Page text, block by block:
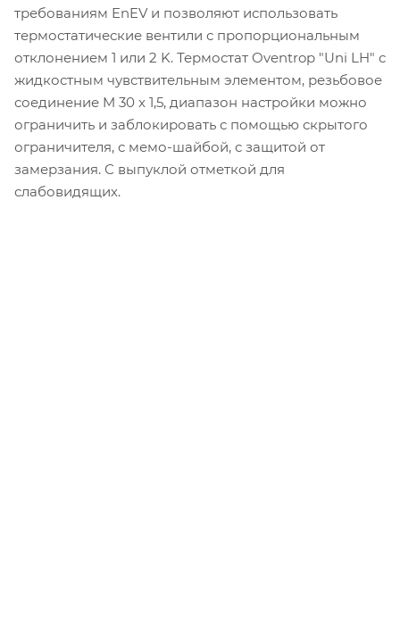
требованиям EnEV и позволяют использовать
термостатические вентили с пропорциональным
отклонением 1 или 2 K. Термостат Oventrop "Uni LH" с
жидкостным чувствительным элементом, резьбовое
соединение M 30 x 1,5, диапазон настройки можно
ограничить и заблокировать с помощью скрытого
ограничителя, с мемо-шайбой, с защитой от
замерзания. С выпуклой отметкой для
слабовидящих.